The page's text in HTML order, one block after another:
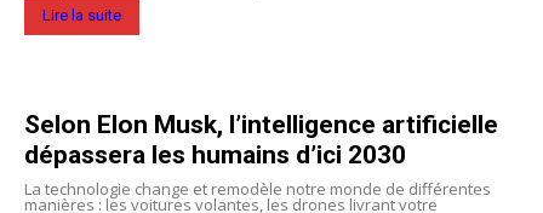
Lire la suite
Selon Elon Musk, l’intelligence artificielle
dépassera les humains d’ici 2030
La technologie change et remodèle notre monde de différentes
manières : les voitures volantes, les drones livrant votre